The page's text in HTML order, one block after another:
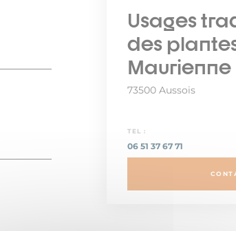
Usages
des
Maurienne
73500 Aussois
TEL :
06 51 37 67 71